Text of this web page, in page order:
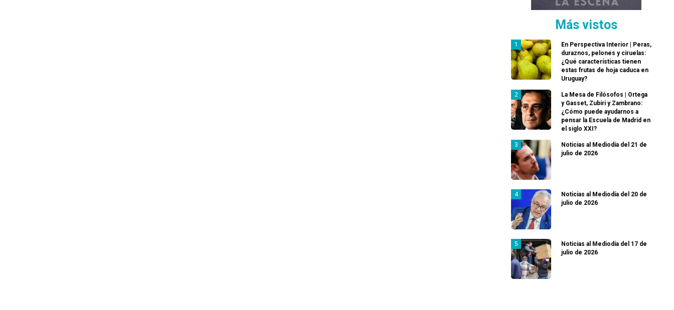
Más vistos
En Perspectiva Interior | Peras,
duraznos, pelones y ciruelas:
¿Qué características tienen
estas frutas de hoja caduca en
Uruguay?
La Mesa de Filósofos | Ortega
y Gasset, Zubiri y Zambrano:
¿Cómo puede ayudarnos a
pensar la Escuela de Madrid en
el siglo XXI?
Noticias al Mediodía del 21 de
julio de 2026
Noticias al Mediodía del 20 de
julio de 2026
Noticias al Mediodía del 17 de
julio de 2026